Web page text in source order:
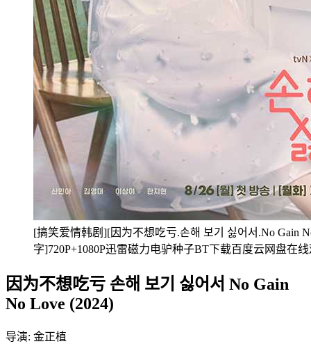
[搞笑爱情韩剧][因为不想吃亏.손해 보기 싫어서.No Gain
字]720P+1080P迅雷磁力电驴种子BT下载百度云网盘在
因为不想吃亏 손해 보기 싫어서 No Gain
No Love (2024)
导演: 金正植